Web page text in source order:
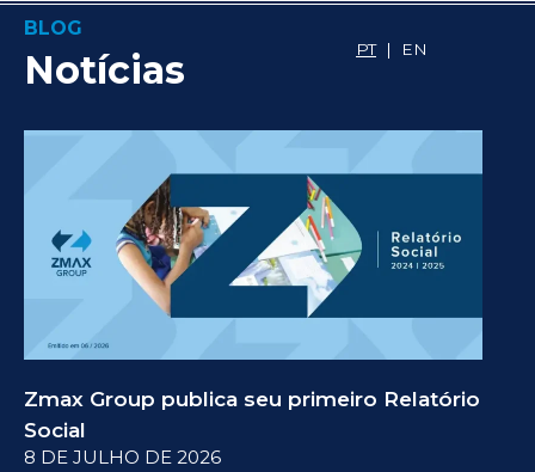
PT| EN
BLOG
Notícias
Zmax Group publica seu primeiro Relatório
Social
8 DE JULHO DE 2026